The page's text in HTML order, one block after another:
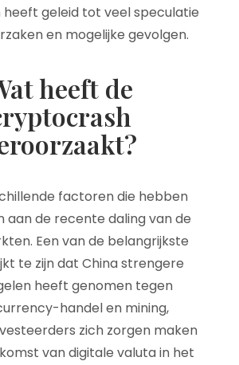
geleid tot veel speculatie
en mogelijke gevolgen.
heeft de
factoren die hebben
aan de recente daling van de
Een van de belangrijkste
te zijn dat China strengere
heeft genomen tegen
handel en mining,
zich zorgen maken
van digitale valuta in het